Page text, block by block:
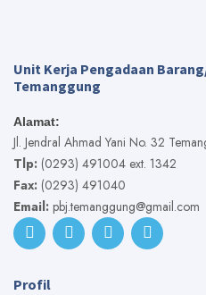
Unit Kerja Pengadaan
Temanggung
Alamat:
Jl. Jendral Ahmad Yani No. 32
Tlp: (0293) 491004 ext. 1342
Fax: (0293) 491040
Email: pbj.temanggung@gmail.com
Profil